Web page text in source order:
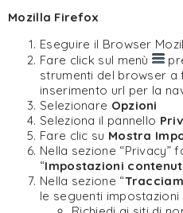
Mozilla Firefox
Eseguire il Browser
Fare click sul menù
strumenti del browser
inserimento url per la
Selezionare Opzioni
Seleziona il pannello
Fare clic su Mostra
Nella sezione “Privacy”
“Impostazioni
Nella sezione “
le seguenti